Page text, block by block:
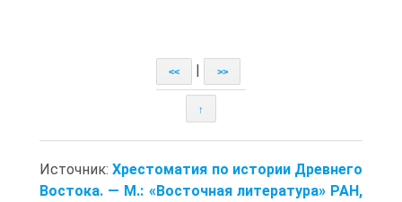
<< >>
↑
Источник:Хрестоматия по истории Древнего
Востока. — M.: «Восточная литература» РАН,